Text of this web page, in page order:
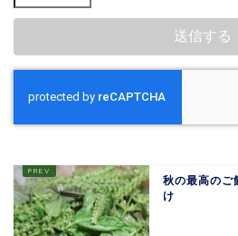
秋の最高のご
け